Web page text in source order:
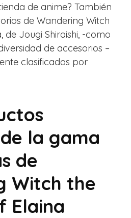
de anime? También
de Wandering Witch
de Jougi Shiraishi, -como
de accesorios –
clasificados por
la gama
de
Witch the
Elaina